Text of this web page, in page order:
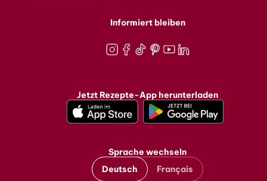
Informiert bleiben
Jetzt Rezepte-App herunterladen
Sprache wechseln
Deutsch
Français